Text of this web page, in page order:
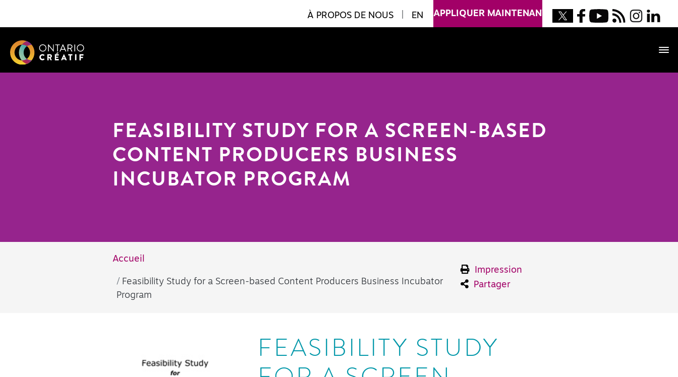
À PROPOS DE NOUS EN APPLIQUER MAINTENANT
FEASIBILITY STUDY FOR A SCREEN-BASED
CONTENT PRODUCERS BUSINESS
INCUBATOR PROGRAM
Accueil
Feasibility Study for a Screen-based Content Producers Business Incubator
Program
Impression
Partager
FEASIBILITY STUDY